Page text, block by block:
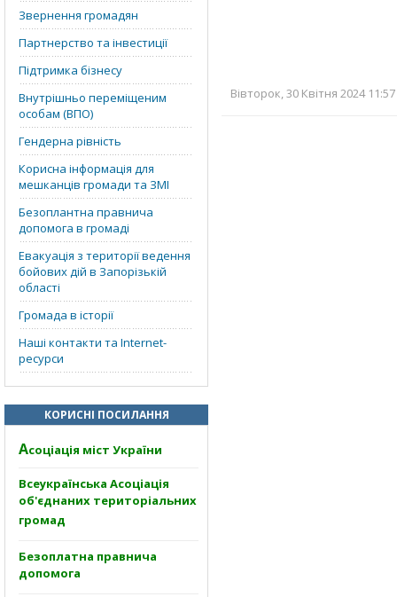
Звернення громадян
Партнерство та інвестиції
Підтримка бізнесу
Внутрішньо переміщеним
особам (ВПО)
Гендерна рівність
Корисна інформація для
мешканців громади та ЗМІ
Безоплантна правнича
допомога в громаді
Евакуація з території ведення
бойових дій в Запорізькій
області
Громада в історії
Наші контакти та Internet-
ресурси
КОРИСНІ ПОСИЛАННЯ
Асоціація міст України
Всеукраїнська Асоціація
об'єднаних територіальних
громад
Безоплатна правнича
допомога
Вівторок, 30 Квітня 2024